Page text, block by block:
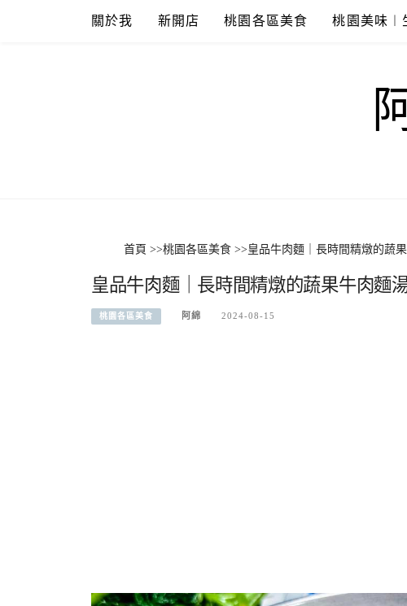
關於我 新開店 桃園各區美食 桃園美味︱
首頁 >>桃園各區美食 >>皇品牛肉麵｜長時間精燉的蔬
皇品牛肉麵｜長時間精燉的蔬果牛肉麵
桃園各區美食 阿綿 2024-08-15